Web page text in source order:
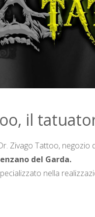
il
Zivago Tattoo, negozio
del Garda.
nella